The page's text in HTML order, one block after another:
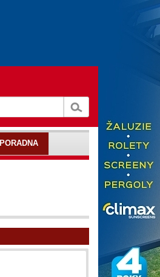
PORADNA